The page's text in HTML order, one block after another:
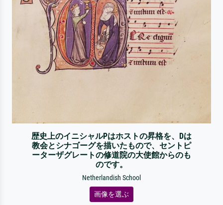
歴史上のイニシャルPはホストの昇格を、Dは
教会とシナゴーグを描いたもので、セントピ
ーターザグレートの修道院の大使館からのも
のです。
Netherlandish School
画像を選ぶ